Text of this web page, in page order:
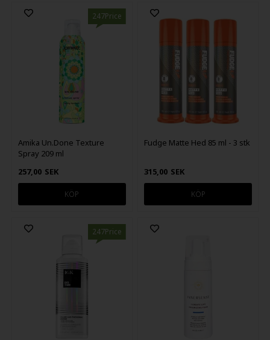
247Price
Amika Un.Done Texture
Spray 209 ml
257,00 SEK
Fudge Matte Hed 85 ml - 3 stk
315,00 SEK
247Price